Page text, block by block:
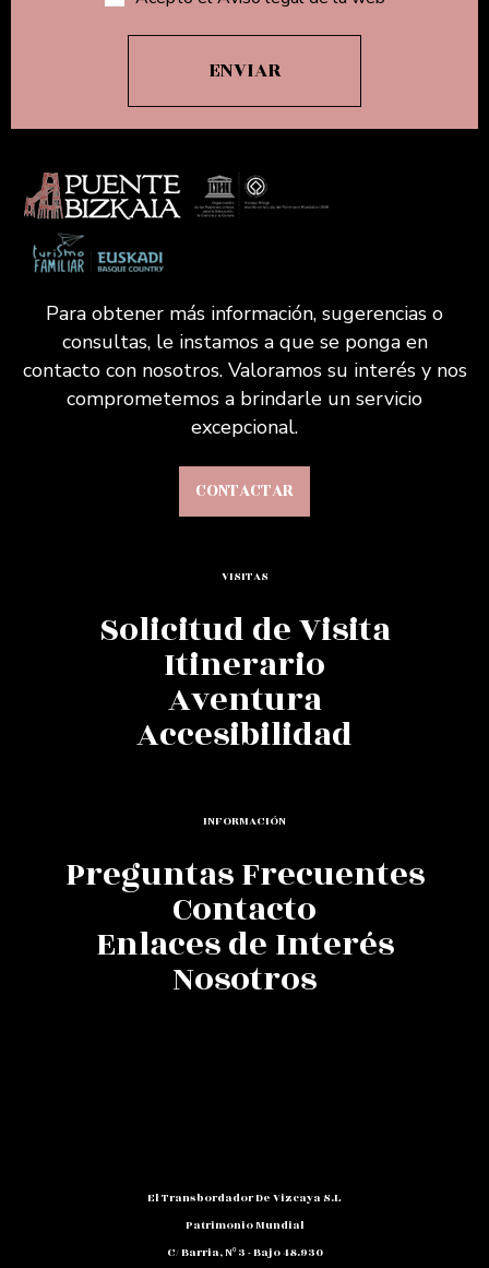
Para obtener más información, sugerencias o
consultas, le instamos a que se ponga en
contacto con nosotros. Valoramos su interés y nos
comprometemos a brindarle un servicio
excepcional.
CONTACTAR
VISITAS
Solicitud de Visita
Itinerario
Aventura
Accesibilidad
INFORMACIÓN
Preguntas Frecuentes
Contacto
Enlaces de Interés
Nosotros
El Transbordador De Vizcaya S.L
Patrimonio Mundial
C/ Barria, Nº 3 - Bajo 48.930